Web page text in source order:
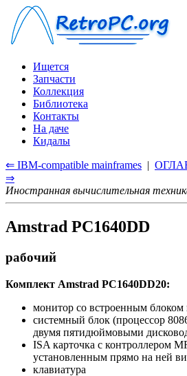
Ищется
Запчасти
Коллекция
Библиотека
Контакты
На даче
Кидалы
⇐ IBM-compatible mainframes |
⇒
Иностранная вычислительная
Amstrad PC1640DD
рабочий
Комплект Amstrad PC1640DD20:
монитор со встроенным блоком
системный блок (процессор
двумя пятидюймовыми
ISA карточка с контроллером
установленным прямо на ней
клавиатура